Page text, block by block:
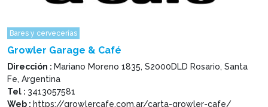
Bares y cervecerías
Growler Garage & Café
Dirección : Mariano Moreno 1835, S2000DLD Rosario, Santa
Fe, Argentina
Tel : 3413057581
Web : https://growlercafe.com.ar/carta-growler-cafe/